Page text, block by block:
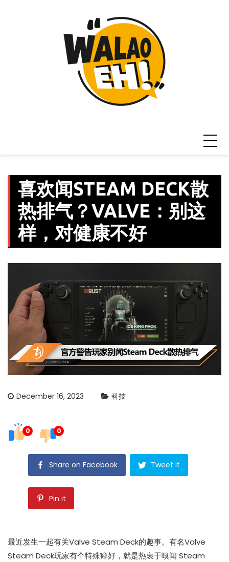
喜欢闻STEAM DECK散
热排气？VALVE：别这
样，对健康不好
December 16, 2023 科技
0 0
Share on Facebook Tweet it
Pin it
最近发生一起有关Valve Steam Deck的趣事。有名Valve
Steam Deck玩家有个特殊癖好，就是热衷于嗅闻 Steam